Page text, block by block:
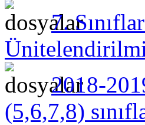
7.
2018-
(5,6,7,8)